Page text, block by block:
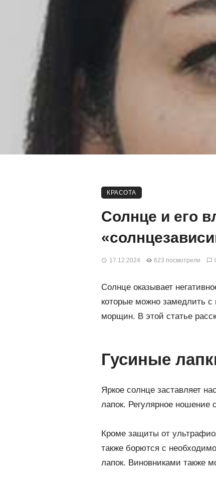
КРАСОТА
Солнце и его
17.12.2024 623 посмотрели
Солнце оказывает
которые можно замедлить
морщин. В этой статье
Гусиные
Яркое солнце заставляет
лапок. Регулярное ношение
Кроме защиты от
также борются с
лапок. Виновниками также